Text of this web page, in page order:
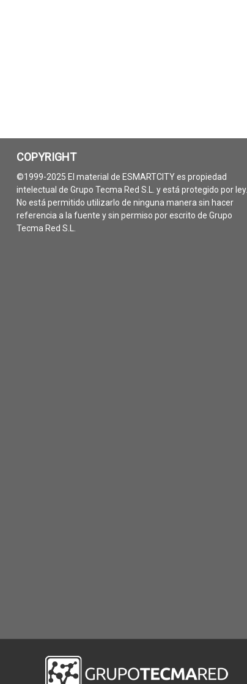
COPYRIGHT
©1999-2025 El material de ESMARTCITY es propiedad
intelectual de Grupo Tecma Red S.L. y está protegido por ley.
No está permitido utilizarlo de ninguna manera sin hacer
referencia a la fuente y sin permiso por escrito de Grupo
Tecma Red S.L.